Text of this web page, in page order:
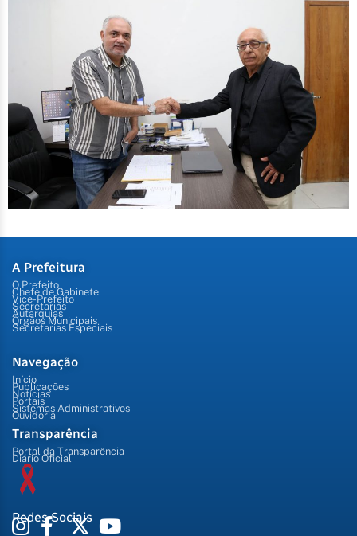
A Prefeitura
O Prefeito
Chefe de Gabinete
Vice-Prefeito
Secretarias
Autarquias
Órgãos Municipais
Secretarias Especiais
Navegação
Início
Publicações
Notícias
Portais
Sistemas Administrativos
Ouvidoria
Transparência
Portal da Transparência
Diário Oficial
Redes Sociais